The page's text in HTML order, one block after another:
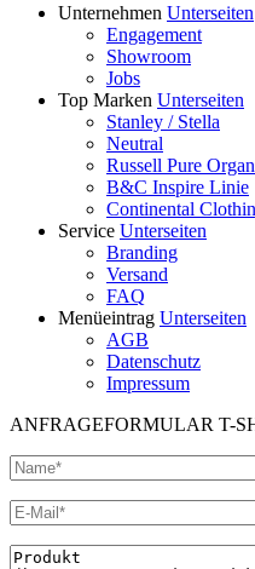
Unternehmen Unterseiten
Engagement
Showroom
Jobs
Top Marken Unterseiten
Stanley / Stella
Neutral
Russell Pure
B&C Inspire Linie
Continental
Service Unterseiten
Branding
Versand
FAQ
Menüeintrag Unterseiten
AGB
Datenschutz
Impressum
ANFRAGEFORMULAR T-